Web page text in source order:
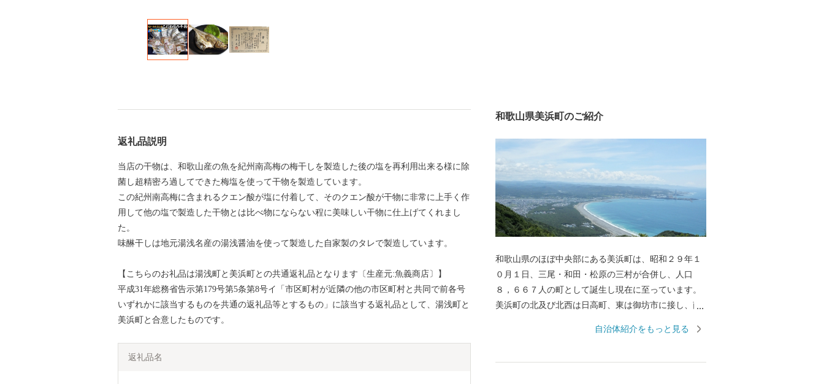
返礼品説明
当店の干物は、和歌山産の魚を紀州南高梅の梅干しを製造した後の塩を再利用出来る様に除
菌し超精密ろ過してできた梅塩を使って干物を製造しています。
この紀州南高梅に含まれるクエン酸が塩に付着して、そのクエン酸が干物に非常に上手く作
用して他の塩で製造した干物とは比べ物にならない程に美味しい干物に仕上げてくれまし
た。
味醂干しは地元湯浅名産の湯浅醤油を使って製造した自家製のタレで製造しています。
【こちらのお礼品は湯浅町と美浜町との共通返礼品となります〔生産元:魚義商店〕】
平成31年総務省告示第179号第5条第8号イ「市区町村が近隣の他の市区町村と共同で前各号
いずれかに該当するものを共通の返礼品等とするもの」に該当する返礼品として、湯浅町と
美浜町と合意したものです。
返礼品名
和歌山県美浜町のご紹介
和歌山県のほぼ中央部にある美浜町は、昭和２９年１
０月１日、三尾・和田・松原の三村が合併し、人口
８，６６７人の町として誕生し現在に至っています。
美浜町の北及び北西は日高町、東は御坊市に接し、南
ロメートル、南北約２．５キロメートル、面積１２．
自治体紹介をもっと見る